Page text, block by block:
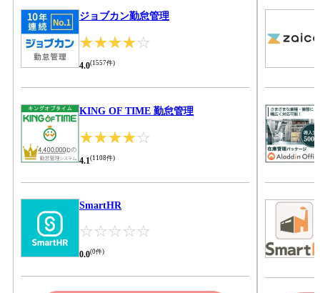
ジョブカン勤怠管理
☆☆☆☆☆
★★★★★
4.0(1557件)
KING OF TIME 勤怠管理
☆☆☆☆☆
★★★★★
4.1(1108件)
SmartHR
☆☆☆☆☆
★★★★★
0.0(0件)